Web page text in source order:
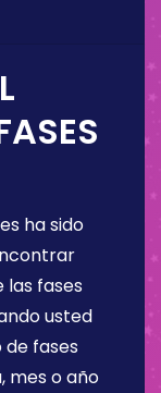
ha sido
fases
usted
fases
mes o año